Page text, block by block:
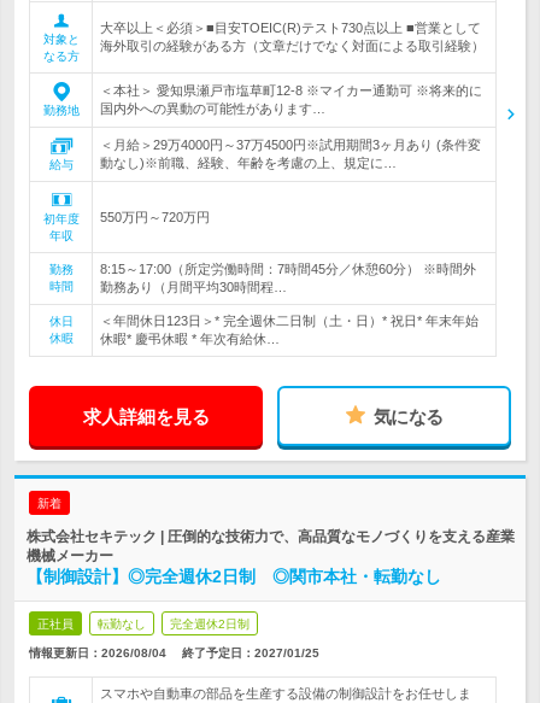
対象と
なる方
大卒以上＜必須＞■目安TOEIC(R)テスト730点以上 ■営業として
海外取引の経験がある方（文章だけでなく対面による取引経験）
勤務地
＜本社＞ 愛知県瀬戸市塩草町12-8 ※マイカー通勤可 ※将来的に
国内外への異動の可能性があります…
給与
＜月給＞29万4000円～37万4500円※試用期間3ヶ月あり (条件変
動なし)※前職、経験、年齢を考慮の上、規定に…
初年度
年収
550万円～720万円
勤務
時間
8:15～17:00（所定労働時間：7時間45分／休憩60分） ※時間外
勤務あり（月間平均30時間程…
休日
休暇
＜年間休日123日＞* 完全週休二日制（土・日）* 祝日* 年末年始
休暇* 慶弔休暇 * 年次有給休…
求人詳細を見る 気になる
新着
株式会社セキテック | 圧倒的な技術力で、高品質なモノづくりを支える産業
機械メーカー
【制御設計】◎完全週休2日制 ◎関市本社・転勤なし
正社員 転勤なし 完全週休2日制
情報更新日：2026/08/04 終了予定日： 2027/01/25
スマホや自動車の部品を生産する設備の制御設計をお任せしま